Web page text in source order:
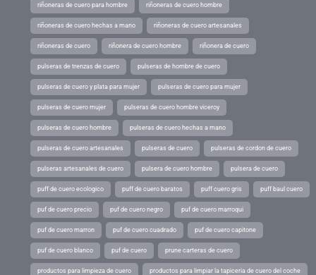
riñoneras de cuero para hombre riñoneras de cuero hombre
riñoneras de cuero hechas a mano riñoneras de cuero artesanales
riñoneras de cuero riñonera de cuero hombre riñonera de cuero
pulseras de trenzas de cuero pulseras de hombre de cuero
pulseras de cuero y plata para mujer pulseras de cuero para mujer
pulseras de cuero mujer pulseras de cuero hombre viceroy
pulseras de cuero hombre pulseras de cuero hechas a mano
pulseras de cuero artesanales pulseras de cuero pulseras de cordon de cuero
pulseras artesanales de cuero pulsera de cuero hombre pulsera de cuero
puff de cuero ecologico puff de cuero baratos puff cuero gris puff baul cuero
puf de cuero precio puf de cuero negro puf de cuero marroqui
puf de cuero marron puf de cuero cuadrado puf de cuero capitone
puf de cuero blanco puf de cuero prune carteras de cuero
productos para limpieza de cuero productos para limpiar la tapiceria de cuero del coche